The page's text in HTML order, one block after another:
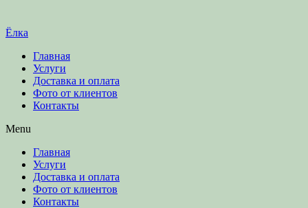
Ёлка
Главная
Услуги
Доставка и оплата
Фото от клиентов
Контакты
Menu
Главная
Услуги
Доставка и оплата
Фото от клиентов
Контакты